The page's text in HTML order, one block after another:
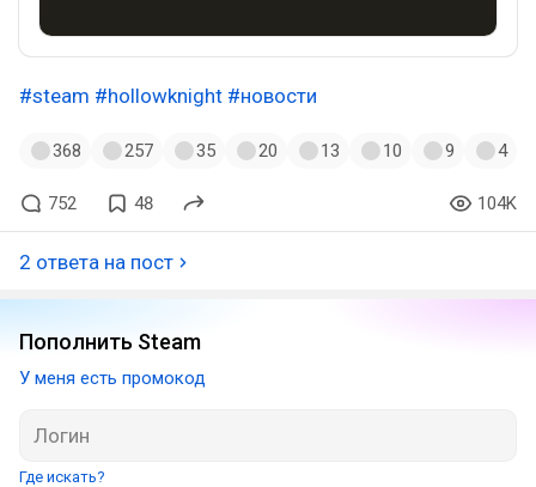
#steam #hollowknight #новости
368 257 35 20 13 10 9 4
752 48 104K
2 ответа на пост
Пополнить Steam
У меня есть промокод
Где искать?